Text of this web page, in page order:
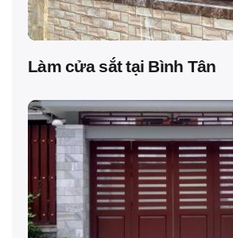
Làm cửa sắt tại Bình Tân